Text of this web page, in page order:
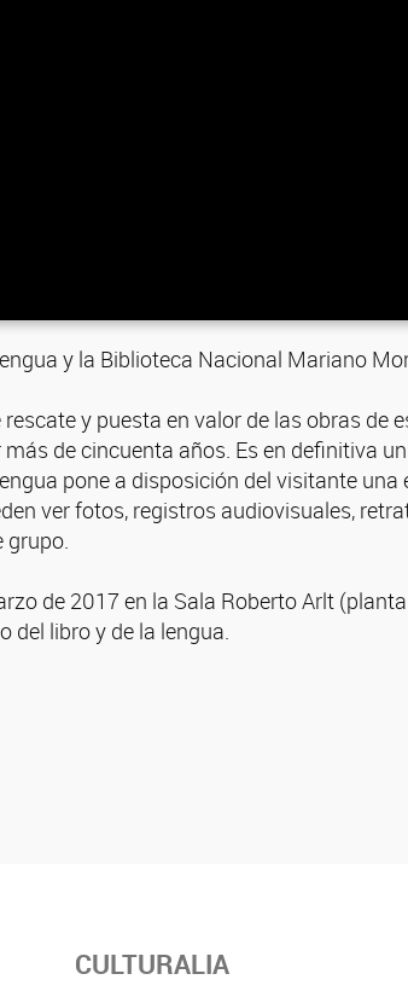
y la Biblioteca Nacional Mariano
y puesta en valor de las obras de
de cincuenta años. Es en definitiva
pone a disposición del visitante
ver fotos, registros audiovisuales,
grupo.
de 2017 en la Sala Roberto Arlt
del libro y de la lengua.
CULTURALIA